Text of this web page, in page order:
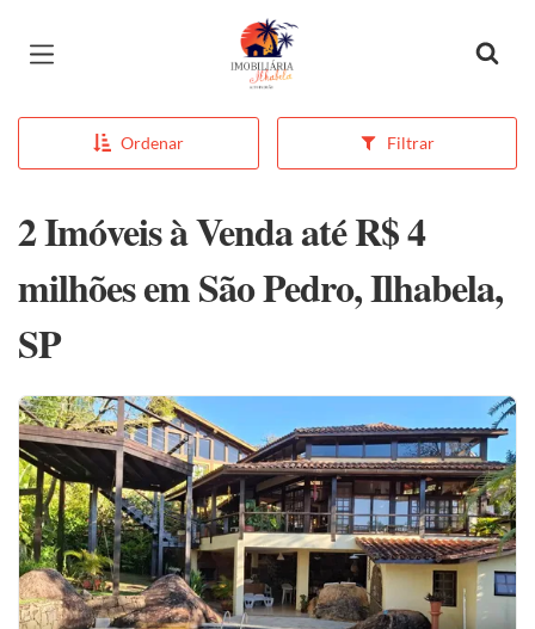
Página inicial
Ordenar Filtrar
2 Imóveis à Venda até R$ 4
milhões em São Pedro, Ilhabela,
SP